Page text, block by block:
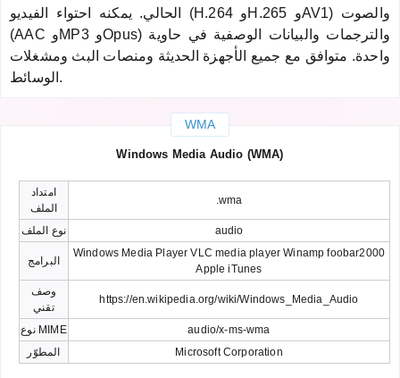
الحالي. يمكنه احتواء الفيديو (H.264 وH.265 وAV1) والصوت
(AAC وMP3 وOpus) والترجمات والبيانات الوصفية في حاوية
واحدة. متوافق مع جميع الأجهزة الحديثة ومنصات البث ومشغلات
الوسائط.
WMA
Windows Media Audio (WMA)
امتداد
الملف
.wma
نوع الملف audio
البرامج
Windows Media Player VLC media player Winamp foobar2000
Apple iTunes
وصف
تقني
https://en.wikipedia.org/wiki/Windows_Media_Audio
نوع MIME
audio/x-ms-wma
المطوّر
Microsoft Corporation